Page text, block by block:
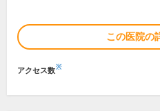
この医院の
アクセス数※